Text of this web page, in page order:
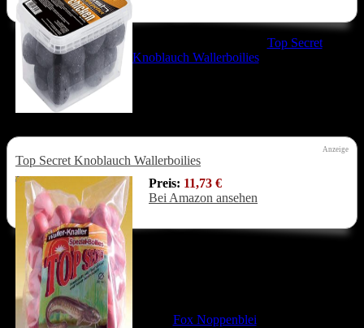
Top Secret
Knoblauch Wallerboiliesbei mir auch
anzufüttern.
Anzeige
Top Secret Knoblauch Wallerboilies
Preis: 11,73 €
Bei Amazon ansehen
Fox Noppenblei